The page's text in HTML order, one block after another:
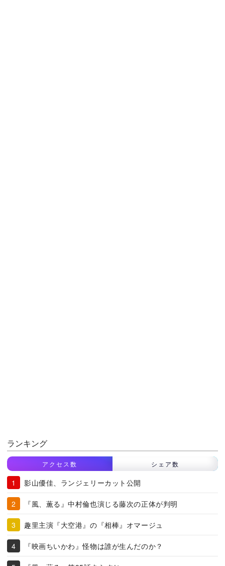
ランキング
アクセス数 シェア数
影山優佳、ランジェリーカット公開
『風、薫る』中村倫也演じる藤次の正体が判明
趣里主演『大空港』の『相棒』オマージュ
『映画ちいかわ』怪物は誰が生んだのか？